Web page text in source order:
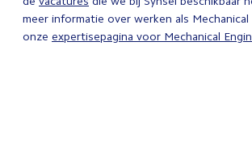
meer informatie over werken als Mechanical
onze expertisepagina voor Mechanical